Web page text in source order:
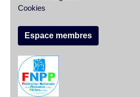
Cookies
Espace membres